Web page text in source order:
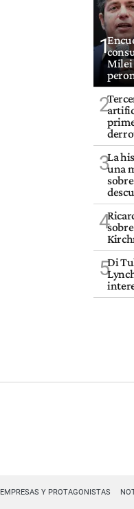
1
Milei
2
3La
una
4
5Di
EMPRESAS Y PROTAGONISTAS